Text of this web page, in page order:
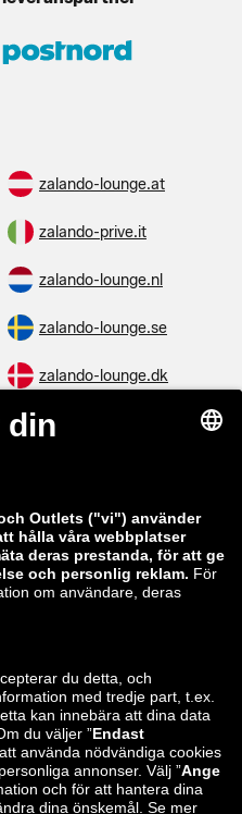
zalando-lounge.at
zalando-prive.it
zalando-lounge.nl
zalando-lounge.se
zalando-lounge.dk
zalando-lounge.pl
zalando-lounge.sk
zalando-lounge.hr
zalando-lounge.no